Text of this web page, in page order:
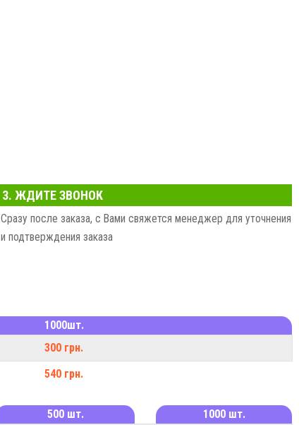
3. ЖДИТЕ ЗВОНОК
Сразу после заказа, с Вами свяжется менеджер для уточнения
и подтверждения заказа
1000шт.
300 грн.
540 грн.
500 шт.
1000 шт.